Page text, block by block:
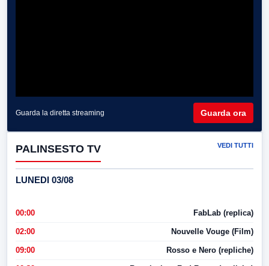
Guarda la diretta streaming Guarda ora
PALINSESTO TV VEDI TUTTI
LUNEDI 03/08
00:00 FabLab (replica)
02:00 Nouvelle Vouge (Film)
09:00 Rosso e Nero (repliche)